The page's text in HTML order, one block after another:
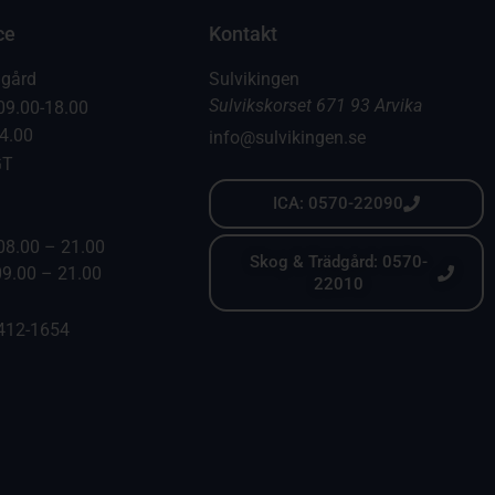
18.00
– 21.00
– 21.00
1654
Kontakt
Sulvikingen
Sulvikskorset 671 93 Arvika
info@sulvikingen.se
ICA: 0570-22090
Skog & Trädgård: 0570-
22010